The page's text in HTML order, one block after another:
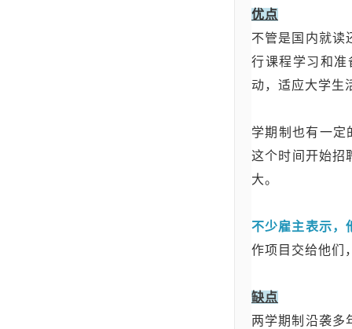
优点
不管是国内就读
行课程学习和
动，适应大学生
学期制也有一定
这个时间开始招
大。
不少雇主表示，
作项目交给他们
缺点
两学期制沿袭多